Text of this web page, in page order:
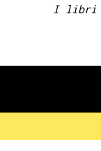
I libri